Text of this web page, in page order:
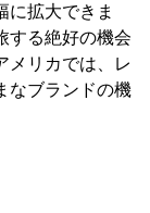
に拡大できま
する絶好の機会
メリカでは、レ
なブランドの機